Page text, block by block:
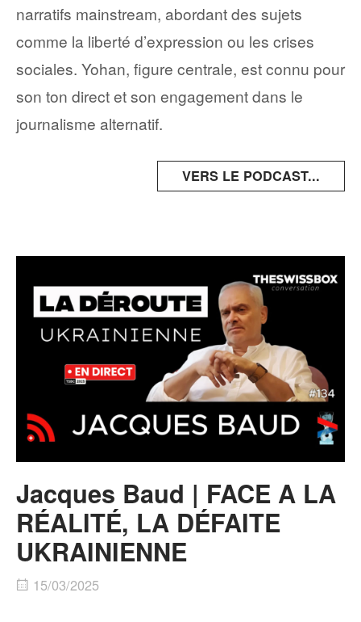
narratifs mainstream, abordant des sujets
comme la liberté d’expression ou les crises
sociales. Yohan, figure centrale, est connu pour
son ton direct et son engagement dans le
journalisme alternatif.
VERS LE PODCAST...
Jacques Baud | FACE A LA
RÉALITÉ, LA DÉFAITE
UKRAINIENNE
15/03/2025